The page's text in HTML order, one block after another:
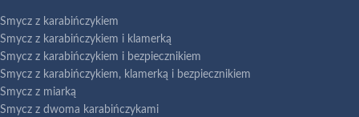
Smycz z karabińczykiem
Smycz z karabińczykiem i klamerką
Smycz z karabińczykiem i bezpiecznikiem
Smycz z karabińczykiem, klamerką i bezpiecznikiem
Smycz z miarką
Smycz z dwoma karabińczykami